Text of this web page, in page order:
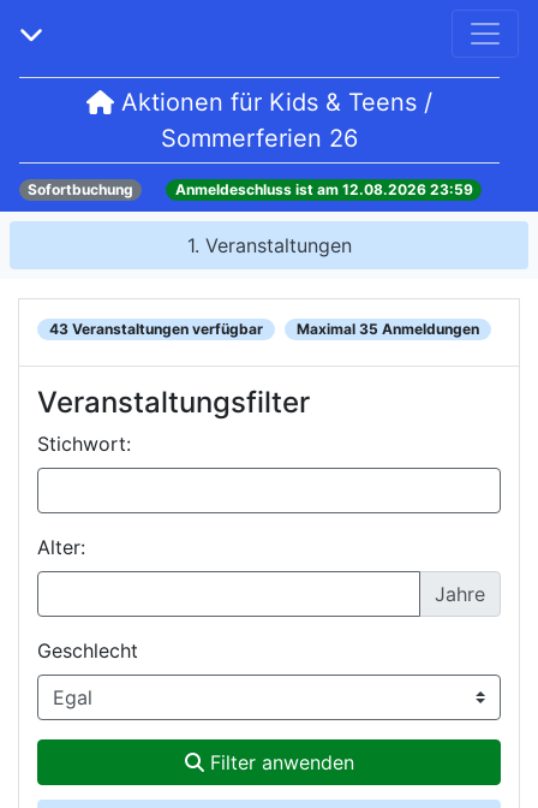
Aktionen für Kids & Teens /
Sommerferien 26
Sofortbuchung Anmeldeschluss ist am 12.08.2026 23:59
1. Veranstaltungen
43 Veranstaltungen verfügbar Maximal 35 Anmeldungen
Veranstaltungsfilter
Stichwort:
Alter:
Jahre
Geschlecht
Filter anwenden